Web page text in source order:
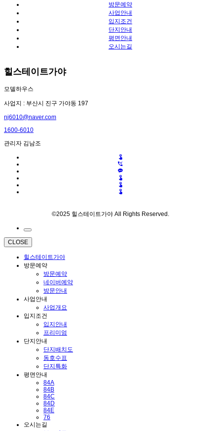
방문예약
사업안내
입지조건
단지안내
평면안내
오시는길
힐스테이트가야
모델하우스
사업지 : 부산시 진구 가야동 197
nj6010@naver.com
1600-6010
관리자 김남조
©2025 힐스테이트가야 All Rights Reserved.
CLOSE
힐스테이트가야
방문예약
방문예약
네이버예약
방문안내
사업안내
사업개요
입지조건
입지안내
프리미엄
단지안내
단지배치도
동호수표
단지특화
평면안내
84A
84B
84C
84D
84E
76
오시는길